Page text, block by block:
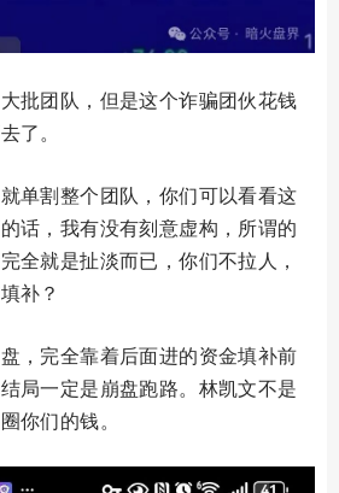
批团队，但是这个诈骗团伙花钱
了。
单割整个团队，你们可以看看这
话，我有没有刻意虚构，所谓的
全就是扯淡而已，你们不拉人，
补？
，完全靠着后面进的资金填补前
局一定是崩盘跑路。林凯文不是
你们的钱。